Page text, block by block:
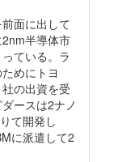
面に出して
半導体市
ている。ラ
めにトヨ
の出資を受
ースは2ナノ
て開発し
に派遣して2